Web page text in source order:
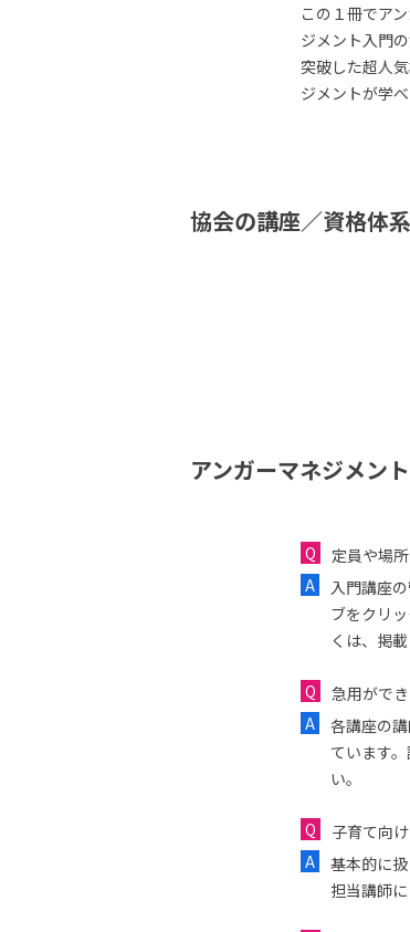
この１冊でア
ジメント入門
突破した超人
ジメントが学べ
協会の講座／資格体系
アンガーマネジメン
定員や場
入門講座
ブをクリ
くは、掲
急用がで
各講座の
ています
い。
子育て向
基本的に
担当講師